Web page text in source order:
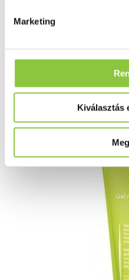
Marketing
Kiválasztás
Testápolás, arcápolás
Bioderma
Moussant